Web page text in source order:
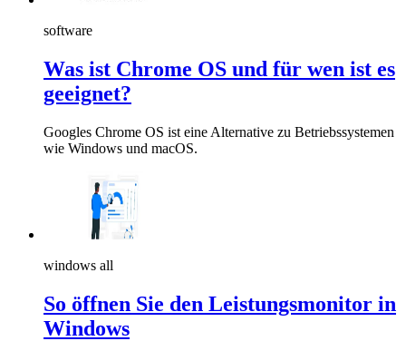
software
Was ist Chrome OS und für wen ist es
geeignet?
Googles Chrome OS ist eine Alternative zu Betriebssystemen
wie Windows und macOS.
windows all
So öffnen Sie den Leistungsmonitor in
Windows